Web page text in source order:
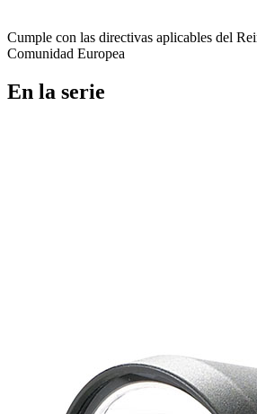
Cumple con las directivas aplicables del
Comunidad Europea
En la serie